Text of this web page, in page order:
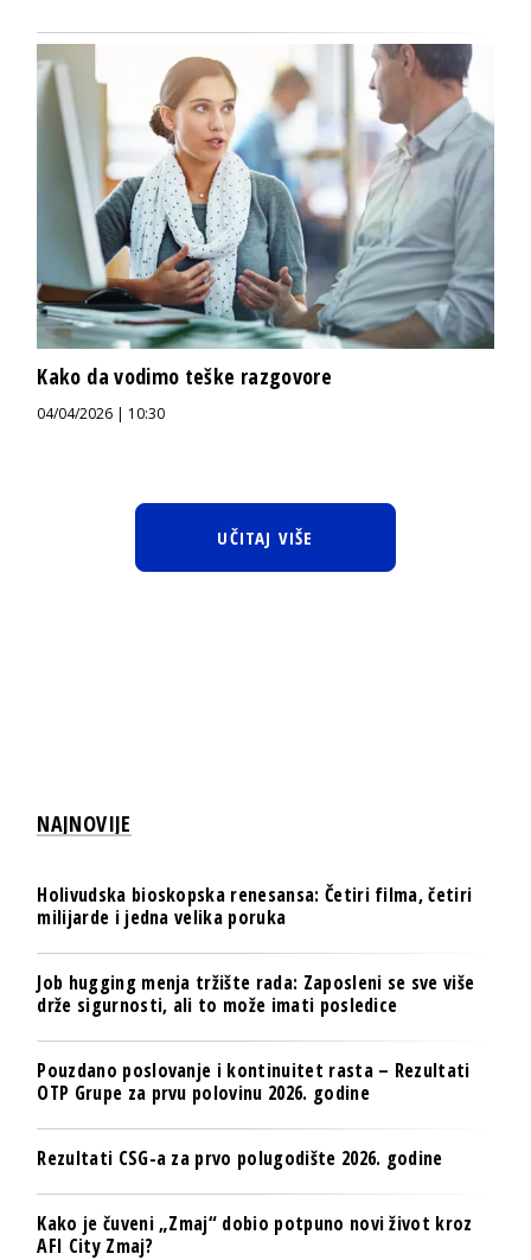
Kako da vodimo teške razgovore
04/04/2026 | 10:30
UČITAJ VIŠE
NAJNOVIJE
Holivudska bioskopska renesansa: Četiri filma, četiri
milijarde i jedna velika poruka
Job hugging menja tržište rada: Zaposleni se sve više
drže sigurnosti, ali to može imati posledice
Pouzdano poslovanje i kontinuitet rasta – Rezultati
OTP Grupe za prvu polovinu 2026. godine
Rezultati CSG-a za prvo polugodište 2026. godine
Kako je čuveni „Zmaj“ dobio potpuno novi život kroz
AFI City Zmaj?